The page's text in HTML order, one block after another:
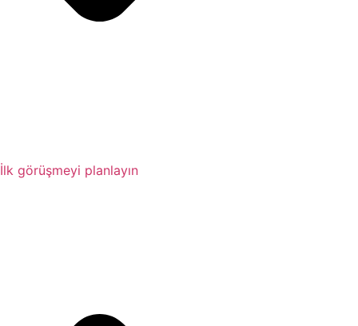
İlk görüşmeyi planlayın